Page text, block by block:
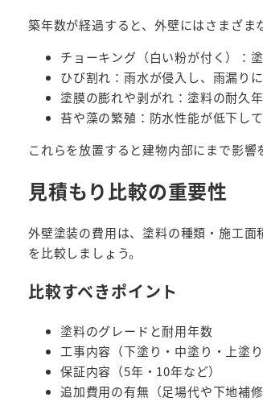
築年数が経過すると、外壁にはさまざま
チョーキング（白い粉が付く）：
ひび割れ：雨水が侵入し、雨漏り
塗膜の膨れや剥がれ：塗料の耐久
苔や藻の繁殖：防水性能が低下し
これらを放置すると建物内部にまで影
見積もり比較の重要性
外壁塗装の費用は、塗料の種類・施工
を比較しましょう。
比較すべきポイント
塗料のグレードと耐用年数
工事内容（下塗り・中塗り・上塗り
保証内容（5年・10年など）
追加費用の有無（足場代や下地補修